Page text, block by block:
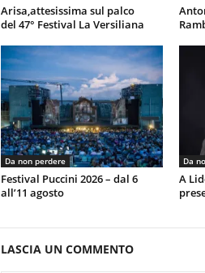
Arisa,attesissima sul palco
del 47° Festival La Versiliana
Da non perdere
Festival Puccini 2026 – dal 6
all’11 agosto
Da
A
LASCIA UN COMMENTO